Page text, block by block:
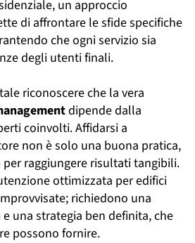
un approccio
di affrontare le sfide specifiche
che ogni servizio sia
degli utenti finali.
riconoscere che la vera
dipende dalla
coinvolti. Affidarsi a
non è solo una buona pratica,
per raggiungere risultati tangibili.
ottimizzata per edifici
richiedono una
una strategia ben definita, che
possono fornire.